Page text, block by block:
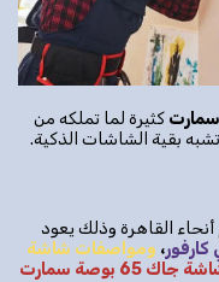
كثيرة لما تملكه من
بقية الشاشات الذكية.
القاهرة وذلك يعود
، ومواصفات شاشة
وسعر شاشة جاك 65 بوصة سمارت